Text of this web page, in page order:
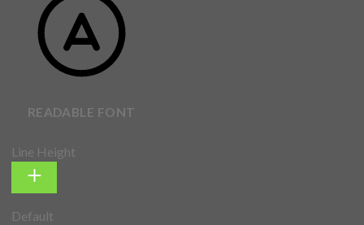
READABLE FONT
Line Height
Default